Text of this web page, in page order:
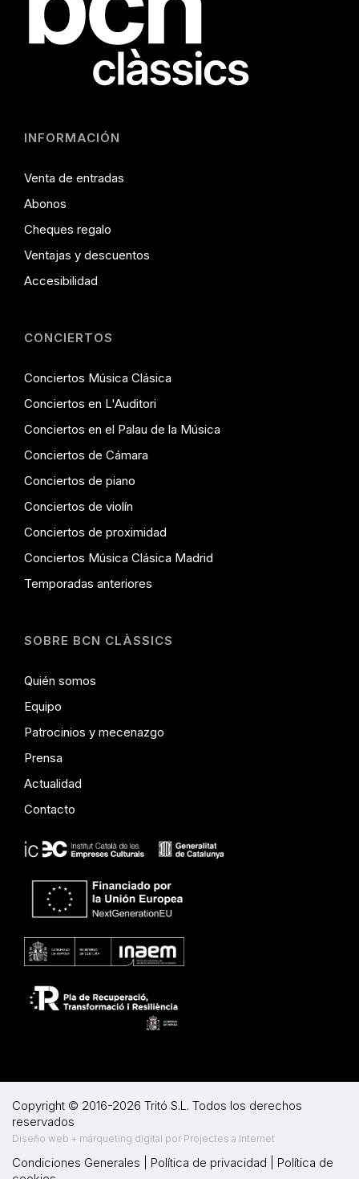
INFORMACIÓN
Venta de entradas
Abonos
Cheques regalo
Ventajas y descuentos
Accesibilidad
CONCIERTOS
Conciertos Música Clásica
Conciertos en L'Auditori
Conciertos en el Palau de la Música
Conciertos de Cámara
Conciertos de piano
Conciertos de violín
Conciertos de proximidad
Conciertos Música Clásica Madrid
Temporadas anteriores
SOBRE BCN CLÀSSICS
Quién somos
Equipo
Patrocinios y mecenazgo
Prensa
Actualidad
Contacto
Copyright © 2016-2026 Tritó S.L. Todos los derechos
reservados
Diseño web + márqueting digital por Projectes a Internet
Condiciones Generales Política de privacidad
Política de